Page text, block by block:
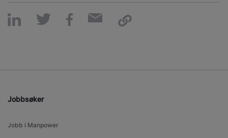
Jobbsøker
Jobb i Manpower